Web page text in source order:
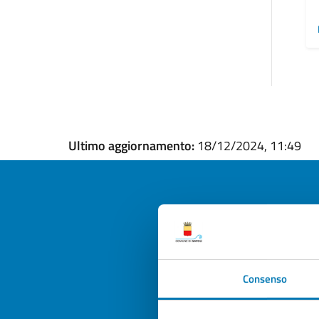
Consenso
Ultimo aggiornamento: 18/12/2024, 11:49
Valuta la